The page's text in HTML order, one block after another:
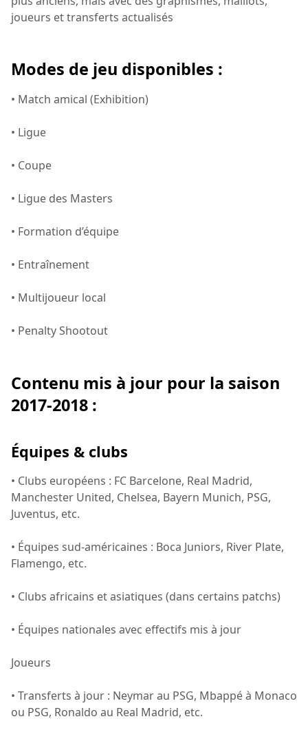
joueurs et transferts actualisés
Modes de jeu disponibles :
• Match amical (Exhibition)
• Ligue
• Coupe
• Ligue des Masters
• Formation d’équipe
• Entraînement
• Multijoueur local
• Penalty Shootout
Contenu mis à jour pour la saison
2017-2018 :
Équipes & clubs
• Clubs européens : FC Barcelone, Real Madrid,
Manchester United, Chelsea, Bayern Munich, PSG,
Juventus, etc.
• Équipes sud-américaines : Boca Juniors, River Plate,
Flamengo, etc.
• Clubs africains et asiatiques (dans certains patchs)
• Équipes nationales avec effectifs mis à jour
Joueurs
• Transferts à jour : Neymar au PSG, Mbappé à Monaco
ou PSG, Ronaldo au Real Madrid, etc.